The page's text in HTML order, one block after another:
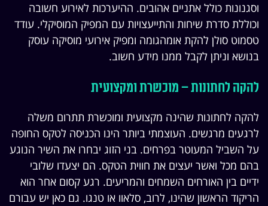
וסגנונות כולל אתניים אהובים. ההיערכות לאירוע חשובה
וכוללת סדרת שיחות והתייעצויות עם המפיק המוסיקלי. עודד
טסמוט סולן להקת אומהגומה ומפיק אירועי מוסיקה עוסק
בנושא וניתן לקבל ממנו מידע חשוב.
להקה לחתונות – מוכשרת ומקצועית
להקה לחתונות שהינה מקצועית ומוכשרת תתרום משלה
לרגעים מרגשים. העוצמתי ביותר הינו הכניסה לטקס החופה
על השביל המעוטר בפרחים. בני הזוג יבחרו את השיר הנוגע
בהם מכל ואשר יעצים את חווית הטקס. הם יצעדו שלובי
ידיים בין האורחים השמחים והמריעים. רגע קסום אחר הוא
הריקוד הראשון שהינו, לרוב, סלאוו או טנגו. גם כאן יש עבורם